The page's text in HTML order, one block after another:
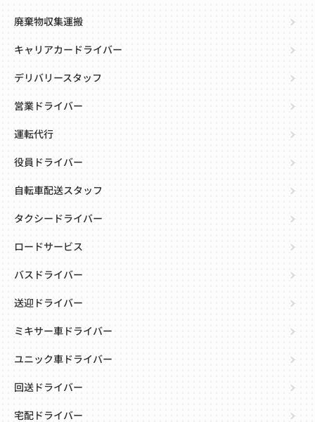
廃棄物収集運搬
キャリアカードライバー
デリバリースタッフ
営業ドライバー
運転代行
役員ドライバー
自転車配送スタッフ
タクシードライバー
ロードサービス
バスドライバー
送迎ドライバー
ミキサー車ドライバー
ユニック車ドライバー
回送ドライバー
宅配ドライバー